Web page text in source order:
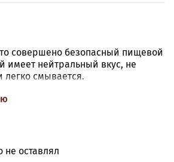
совершено безопасный пищевой
имеет нейтральный вкус, не
легко смывается.
для окрашивания многих
поверхность
приобретает серебристый,
и другие блестящие цвета. Он
оставлял